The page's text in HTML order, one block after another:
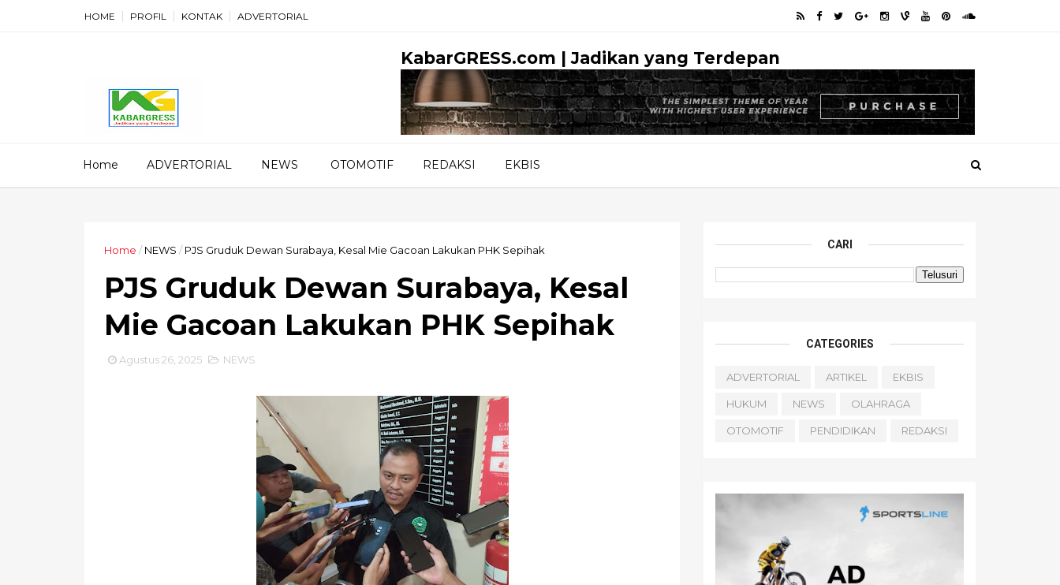
HOME PROFIL KONTAK ADVERTORIAL
KabarGRESS.com | Jadikan yang Terdepan
Home ADVERTORIAL NEWS OTOMOTIF REDAKSI EKBIS
Home / NEWS / PJS Gruduk Dewan Surabaya, Kesal Mie Gacoan Lakukan PHK Sepihak
PJS Gruduk Dewan Surabaya, Kesal
Mie Gacoan Lakukan PHK Sepihak
Agustus 26, 2025 NEWS
CARI
CATEGORIES
ADVERTORIAL ARTIKEL EKBIS
HUKUM NEWS OLAHRAGA
OTOMOTIF PENDIDIKAN REDAKSI